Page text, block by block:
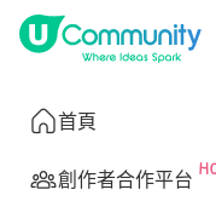
首頁
創作者合作平台